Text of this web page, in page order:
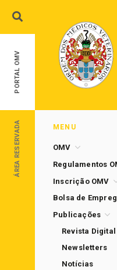
MENU
OMV
Regulamentos
Inscrição OMV
Bolsa de
Publicações
Revista Digital
Newsletters
Notícias
ÁREA RESERVADA
PORTAL OMV